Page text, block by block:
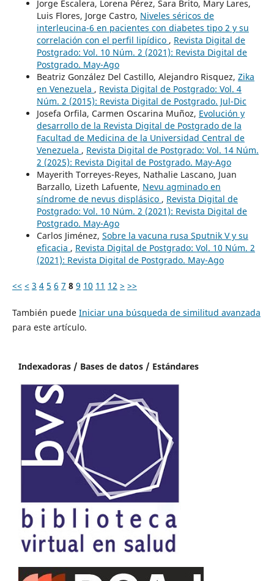
Jorge Escalera, Lorena Pérez, Sara Brito, Mary Lares,
Luis Flores, Jorge Castro, Niveles séricos de
interleucina-6 en pacientes con diabetes tipo 2 y su
correlación con el perfil lipídico , Revista Digital de
Postgrado: Vol. 10 Núm. 2 (2021): Revista Digital de
Postgrado. May-Ago
Beatriz González Del Castillo, Alejandro Risquez, Zika
en Venezuela , Revista Digital de Postgrado: Vol. 4
Núm. 2 (2015): Revista Digital de Postgrado. Jul-Dic
Josefa Orfila, Carmen Oscarina Muñoz, Evolución y
desarrollo de la Revista Digital de Postgrado de la
Facultad de Medicina de la Universidad Central de
Venezuela , Revista Digital de Postgrado: Vol. 14 Núm.
2 (2025): Revista Digital de Postgrado. May-Ago
Mayerith Torreyes-Reyes, Nathalie Lascano, Juan
Barzallo, Lizeth Lafuente, Nevu agminado en
síndrome de nevus displásico , Revista Digital de
Postgrado: Vol. 10 Núm. 2 (2021): Revista Digital de
Postgrado. May-Ago
Carlos Jiménez, Sobre la vacuna rusa Sputnik V y su
eficacia , Revista Digital de Postgrado: Vol. 10 Núm. 2
(2021): Revista Digital de Postgrado. May-Ago
<< < 3 4 5 6 7 8 9 10 11 12 > >>
También puede Iniciar una búsqueda de similitud avanzada
para este artículo.
Indexadoras / Bases de datos / Estándares